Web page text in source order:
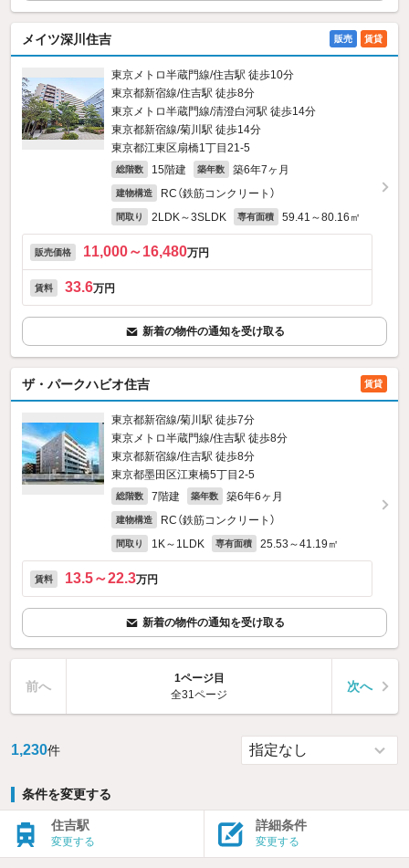
メイツ深川住吉 販売 賃貸
東京メトロ半蔵門線/住吉駅 徒歩10分
東京都新宿線/住吉駅 徒歩8分
東京メトロ半蔵門線/清澄白河駅 徒歩14分
東京都新宿線/菊川駅 徒歩14分
東京都江東区扇橋1丁目21-5
総階数 15階建 築年数 築6年7ヶ月
建物構造 RC（鉄筋コンクリート）
間取り 2LDK～3SLDK 専有面積 59.41～80.16㎡
販売価格 11,000～16,480万円
賃料 33.6万円
新着の物件の通知を受け取る
ザ・パークハビオ住吉 賃貸
東京都新宿線/菊川駅 徒歩7分
東京メトロ半蔵門線/住吉駅 徒歩8分
東京都新宿線/住吉駅 徒歩8分
東京都墨田区江東橋5丁目2-5
総階数 7階建 築年数 築6年6ヶ月
建物構造 RC（鉄筋コンクリート）
間取り 1K～1LDK 専有面積 25.53～41.19㎡
賃料 13.5～22.3万円
新着の物件の通知を受け取る
前へ
1ページ目
全31ページ
次へ
1,230件
条件を変更する
住吉駅
変更する
詳細条件
変更する